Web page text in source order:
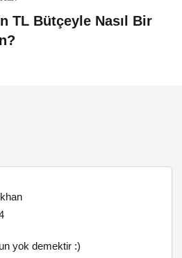
TL Bütçeyle Nasıl Bir
yok demektir :)